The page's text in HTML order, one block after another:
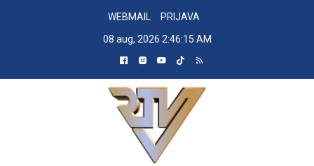
WEBMAIL
PRIJAVA
08 aug, 2026 2:46:16 AM